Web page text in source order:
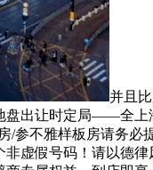
并且
出让时定局——全上
/参不雅样板房请务
虚假号码！请以德